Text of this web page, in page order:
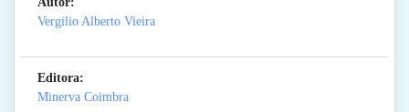
Vergilio Alberto Vieira
Editora:
Minerva Coimbra